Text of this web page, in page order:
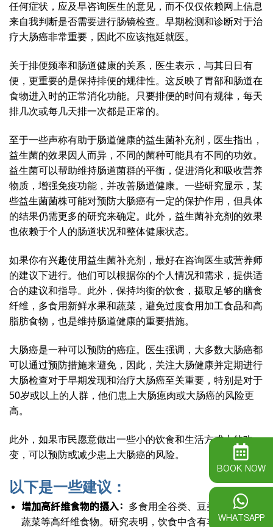
任何症状，应及早咨询医生的意见，而不仅仅依赖网上信息
来自我判断是否需要进行肠镜检查。早期检测和诊断对于治
疗大肠癌非常重要，因此不应该拖延就医。
关于排便频率和肠道健康的关系，医生表示，与其日日有
便，更重要的是保持排便的规律性。这反映了胃部和肠道在
食物进入时的正常消化功能。只要排便的时间有规律，每天
排几次或每几天排一次都是正常的。
至于一些声称有助于肠道健康的益生菌补充剂，医生指出，
益生菌的效果因人而异，不同的菌种可能具有不同的功效。
益生菌可以帮助维持肠道菌群的平衡，促进消化和吸收营养
物质，增强免疫功能，并改善肠道健康。一些研究显示，某
些益生菌菌株可能对预防大肠癌有一定的保护作用，但具体
的结果仍需更多的研究来确定。此外，益生菌补充剂的效果
也依赖于个人的肠道状况和整体健康状态。
如果你有兴趣使用益生菌补充剂，最好在咨询医生或营养师
的建议下进行。他们可以根据你的个人情况和需求，提供适
合的建议和指导。此外，保持均衡的饮食，摄取足够的膳食
纤维，多食用新鲜水果和蔬菜，避免过度食用加工食品和高
脂肪食物，也是维持肠道健康的重要措施。
大肠癌是一种可以预防的癌症。医生强调，大多数大肠癌都
可以通过预防措施来避免，因此，关注大肠健康并定期进行
大肠检查对于早期发现和治疗大肠癌至关重要，特别是对于
50岁或以上的人群，他们患上大肠瘜肉或大肠癌的风险更
高。
此外，如果市民愿意做出一些小的饮食和生活方式上的改
变，可以预防或减少患上大肠癌的风险。
以下是一些建议：
增加高纤维食物的摄入：
多食用全谷类、豆类、水果和
蔬菜等高纤维食物。研究表明，饮食中含有丰富蔬菜和
BOOK NOW
WHATSAPP